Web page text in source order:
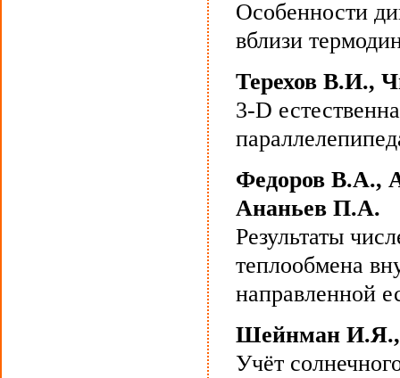
Особенности
вблизи
Терехов В.И.,
3-D
Федоров В.А.,
Ананьев П.А.
Результаты
теплообмена
направленной
Шейнман И.Я.,
Учёт